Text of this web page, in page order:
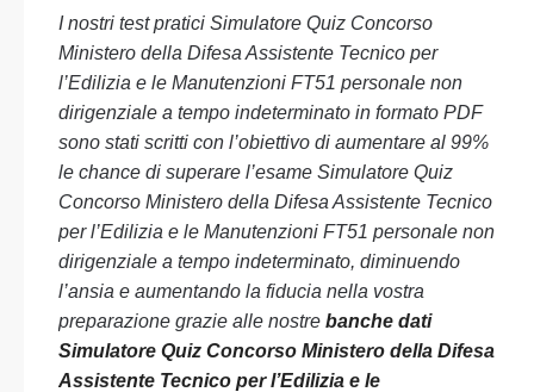
I nostri test pratici Simulatore Quiz Concorso
Ministero della Difesa Assistente Tecnico per
l’Edilizia e le Manutenzioni FT51 personale non
dirigenziale a tempo indeterminato in formato PDF
sono stati scritti con l’obiettivo di aumentare al 99%
le chance di superare l’esame Simulatore Quiz
Concorso Ministero della Difesa Assistente Tecnico
per l’Edilizia e le Manutenzioni FT51 personale non
dirigenziale a tempo indeterminato, diminuendo
l’ansia e aumentando la fiducia nella vostra
preparazione grazie alle nostre banche dati
Simulatore Quiz Concorso Ministero della Difesa
Assistente Tecnico per l’Edilizia e le